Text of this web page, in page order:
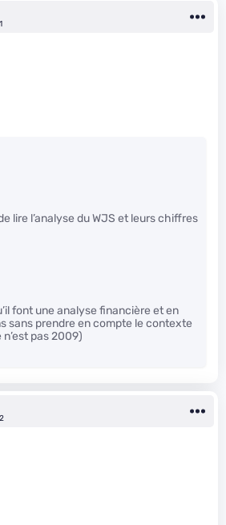
lire l’analyse du WJS et leurs chiffres
font une analyse financière et en
sans prendre en compte le contexte
n’est pas 2009)